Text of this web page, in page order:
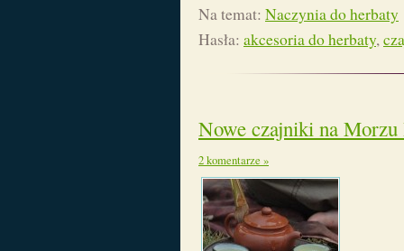
Na temat: Naczynia do herbaty
Hasła: akcesoria do herbaty,
Nowe czajniki na Morzu
2 komentarze »